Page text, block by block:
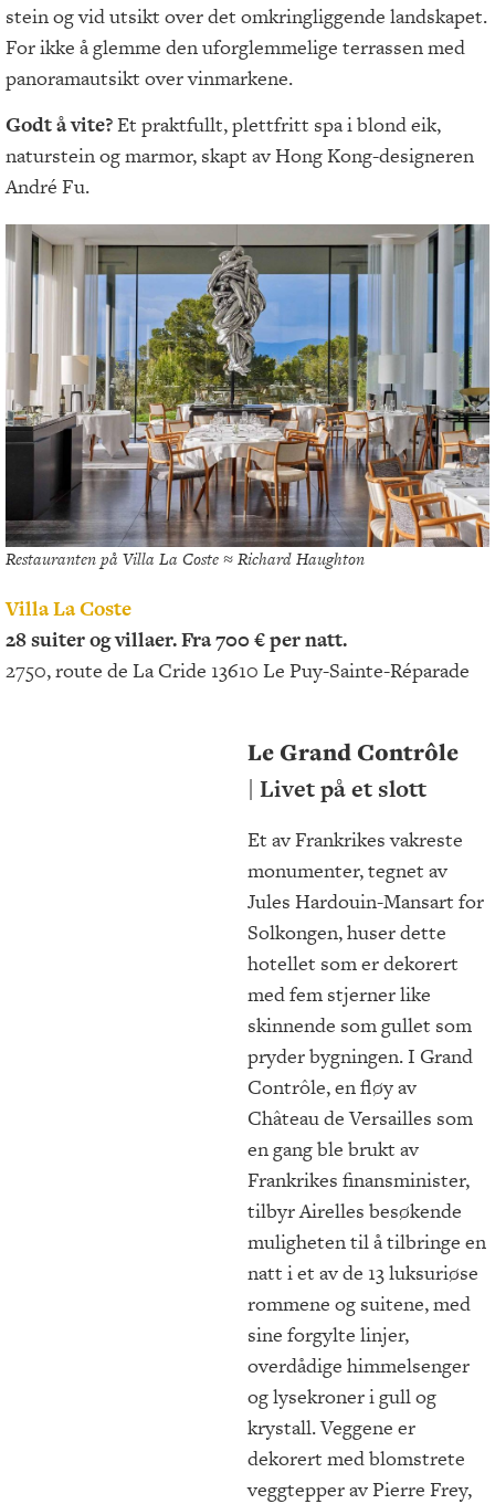
stein og vid utsikt over det omkringliggende landskapet.
For ikke å glemme den uforglemmelige terrassen med
panoramautsikt over vinmarkene.
Godt å vite?Et praktfullt, plettfritt spa i blond eik,
naturstein og marmor, skapt av Hong Kong-designeren
André Fu.
Restauranten på Villa La Coste ≈ Richard Haughton
Villa La Coste
28 suiter og villaer. Fra 700 € per natt.
2750, route de La Cride 13610 Le Puy-Sainte-Réparade
Le Grand Contrôle
| Livet på et slott
Et av Frankrikes vakreste
monumenter, tegnet av
Jules Hardouin-Mansart for
Solkongen, huser dette
hotellet som er dekorert
med fem stjerner like
skinnende som gullet som
pryder bygningen. I Grand
Contrôle, en fløy av
Château de Versailles som
en gang ble brukt av
Frankrikes finansminister,
tilbyr Airelles besøkende
muligheten til å tilbringe en
natt i et av de 13 luksuriøse
rommene og suitene, med
sine forgylte linjer,
overdådige himmelsenger
og lysekroner i gull og
krystall. Veggene er
dekorert med blomstrete
veggtepper av Pierre Frey,